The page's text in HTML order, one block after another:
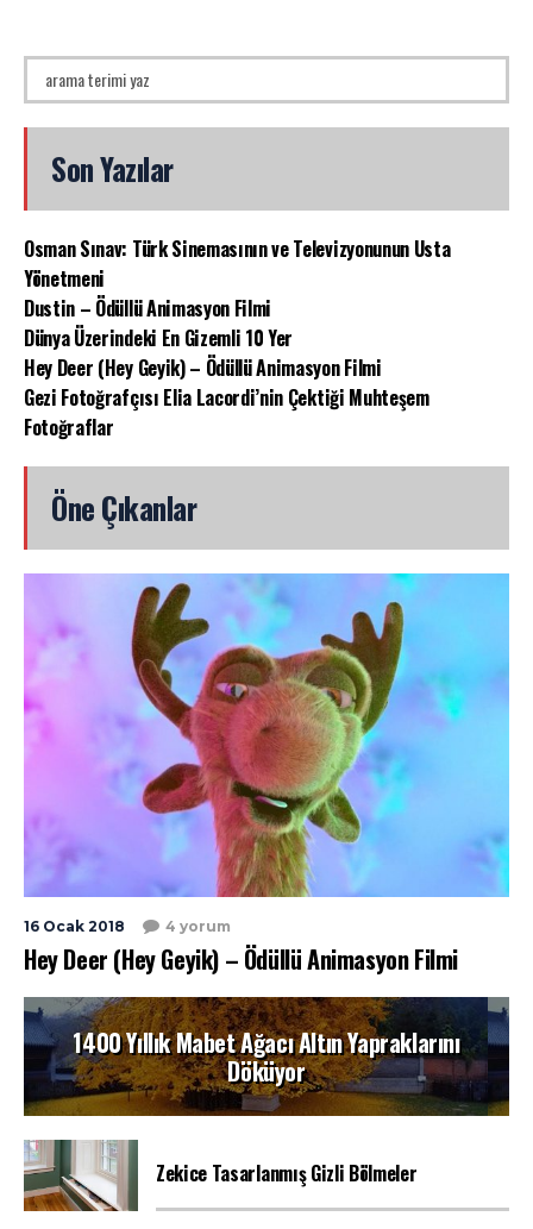
Son Yazılar
Osman Sınav: Türk Sinemasının ve Televizyonunun Usta
Yönetmeni
Dustin – Ödüllü Animasyon Filmi
Dünya Üzerindeki En Gizemli 10 Yer
Hey Deer (Hey Geyik) – Ödüllü Animasyon Filmi
Gezi Fotoğrafçısı Elia Lacordi’nin Çektiği Muhteşem
Fotoğraflar
Öne Çıkanlar
16 Ocak 2018 4 yorum
Hey Deer (Hey Geyik) – Ödüllü Animasyon Filmi
1400 Yıllık Mabet Ağacı Altın Yapraklarını
Döküyor
Zekice Tasarlanmış Gizli Bölmeler